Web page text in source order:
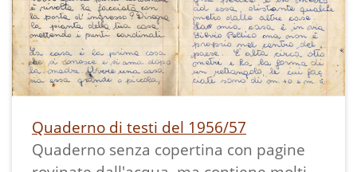
Maria, anche se le interviste provengono
da luoghi diversi.
Quaderno di testi del 1956/57
Quaderno senza copertina con pagine